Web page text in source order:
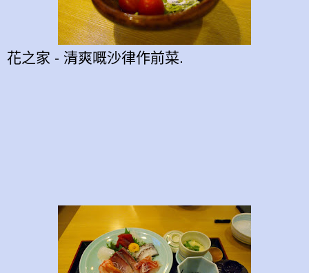
花之家 - 清爽嘅沙律作前菜.